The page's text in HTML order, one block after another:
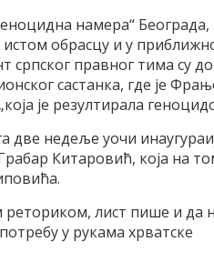
намера“ Београда,
обрасцу и у
српског правног тима су
састанка, где је
је резултирала
две недеље уочи
Китаровић, која на
лист пише и да
у рукама хрватске